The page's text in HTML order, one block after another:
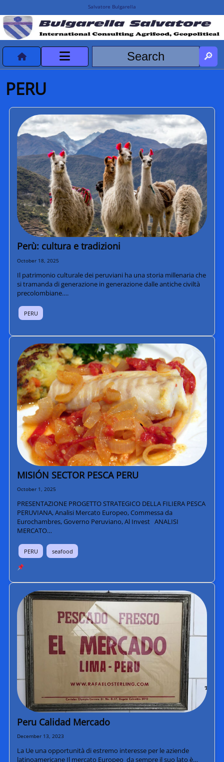
Salvatore Bulgarella
CVvCredits
HOME
DeclassificatiNC
Turismo Progetti
Projects Missions
PERU
Perù: cultura e tradizioni
October 18, 2025
Il patrimonio culturale dei peruviani ha una storia millenaria che
si tramanda di generazione in generazione dalle antiche civiltà
precolombiane….
PERU
MISIÓN SECTOR PESCA PERU
October 1, 2025
PRESENTAZIONE PROGETTO STRATEGICO DELLA FILIERA PESCA
PERUVIANA, Analisi Mercato Europeo, Commessa da
Eurochambres, Governo Peruviano, Al Invest ANALISI
MERCATO…
PERU seafood
Peru Calidad Mercado
December 13, 2023
La Ue una opportunità di estremo interesse per le aziende
latinoamericane Il mercato Europeo da sempre il suo lato è…